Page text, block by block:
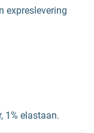
expreslevering
1% elastaan.